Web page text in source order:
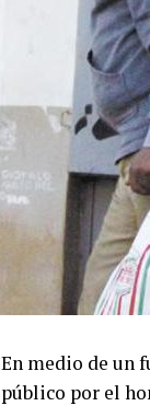
En medio de un
público por el